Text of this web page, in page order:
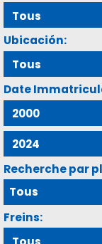
Ubicación:
Date
Recherche par
Freins: